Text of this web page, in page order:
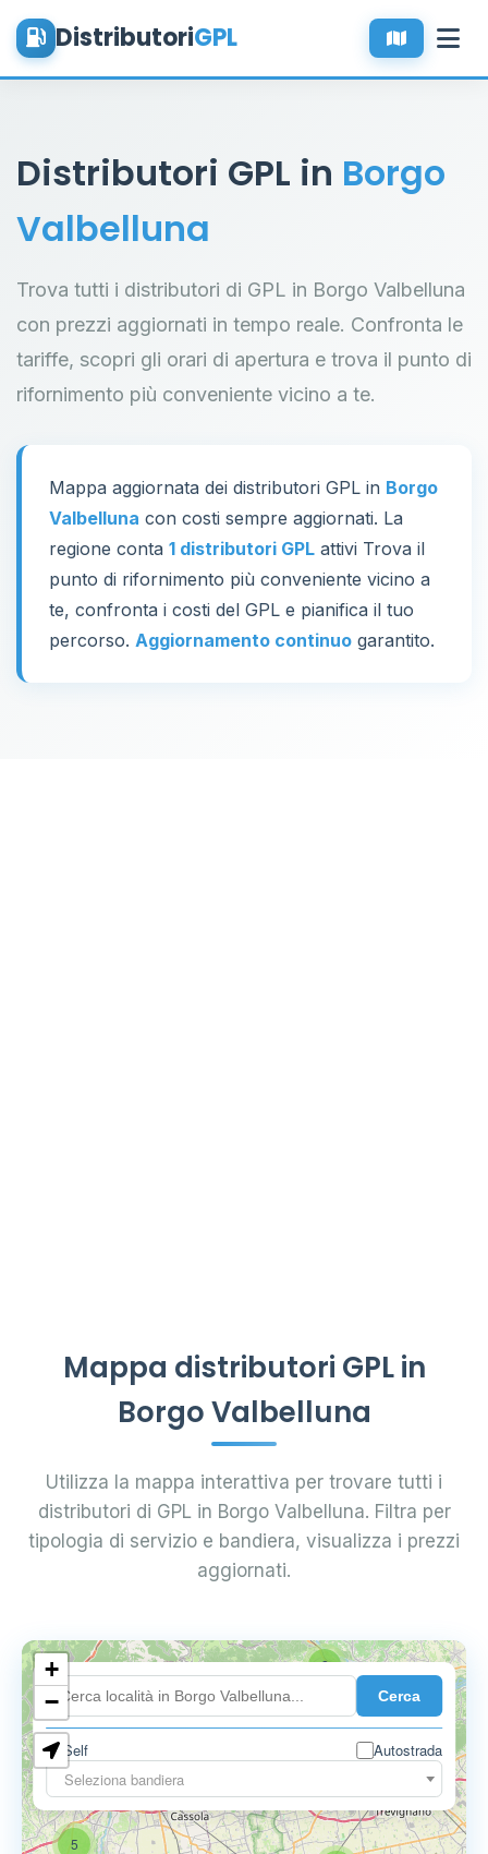
DistributoriGPL
Distributori GPL in Borgo
Valbelluna
Trova tutti i distributori di GPL in Borgo Valbelluna
con prezzi aggiornati in tempo reale. Confronta le
tariffe, scopri gli orari di apertura e trova il punto di
rifornimento più conveniente vicino a te.
Mappa aggiornata dei distributori GPL in Borgo
Valbelluna con costi sempre aggiornati. La
regione conta 1 distributori GPL attivi Trova il
punto di rifornimento più conveniente vicino a
te, confronta i costi del GPL e pianifica il tuo
percorso. Aggiornamento continuo garantito.
Mappa distributori GPL in
Borgo Valbelluna
Utilizza la mappa interattiva per trovare tutti i
distributori di GPL in Borgo Valbelluna. Filtra per
tipologia di servizio e bandiera, visualizza i prezzi
aggiornati.
Cerca
Self
Autostrada
Seleziona bandiera
2
5
6
+
−